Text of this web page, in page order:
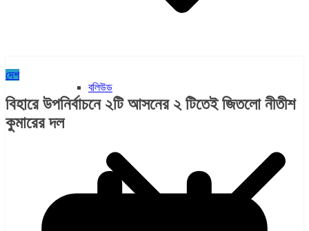
বলিউড
দেশ
বিহারে উপনির্বাচনে ২টি আসনের ২ টিতেই জিতলো নীতীশ
কুমারের দল